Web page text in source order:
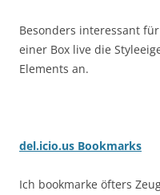
Besonders interessant
einer Box live die
Elements an.
del.icio.us Bookmarks
Ich bookmarke öfters